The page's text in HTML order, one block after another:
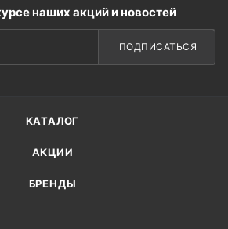
наших акций и новостей
ПОДПИСАТЬСЯ
КАТАЛОГ
АКЦИИ
БРЕНДЫ